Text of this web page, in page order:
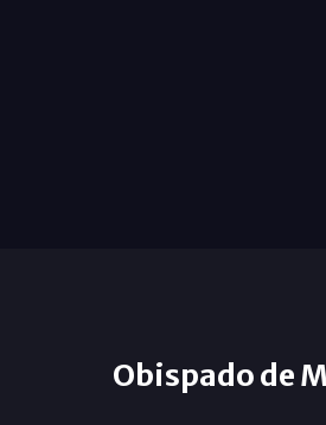
Obispado de